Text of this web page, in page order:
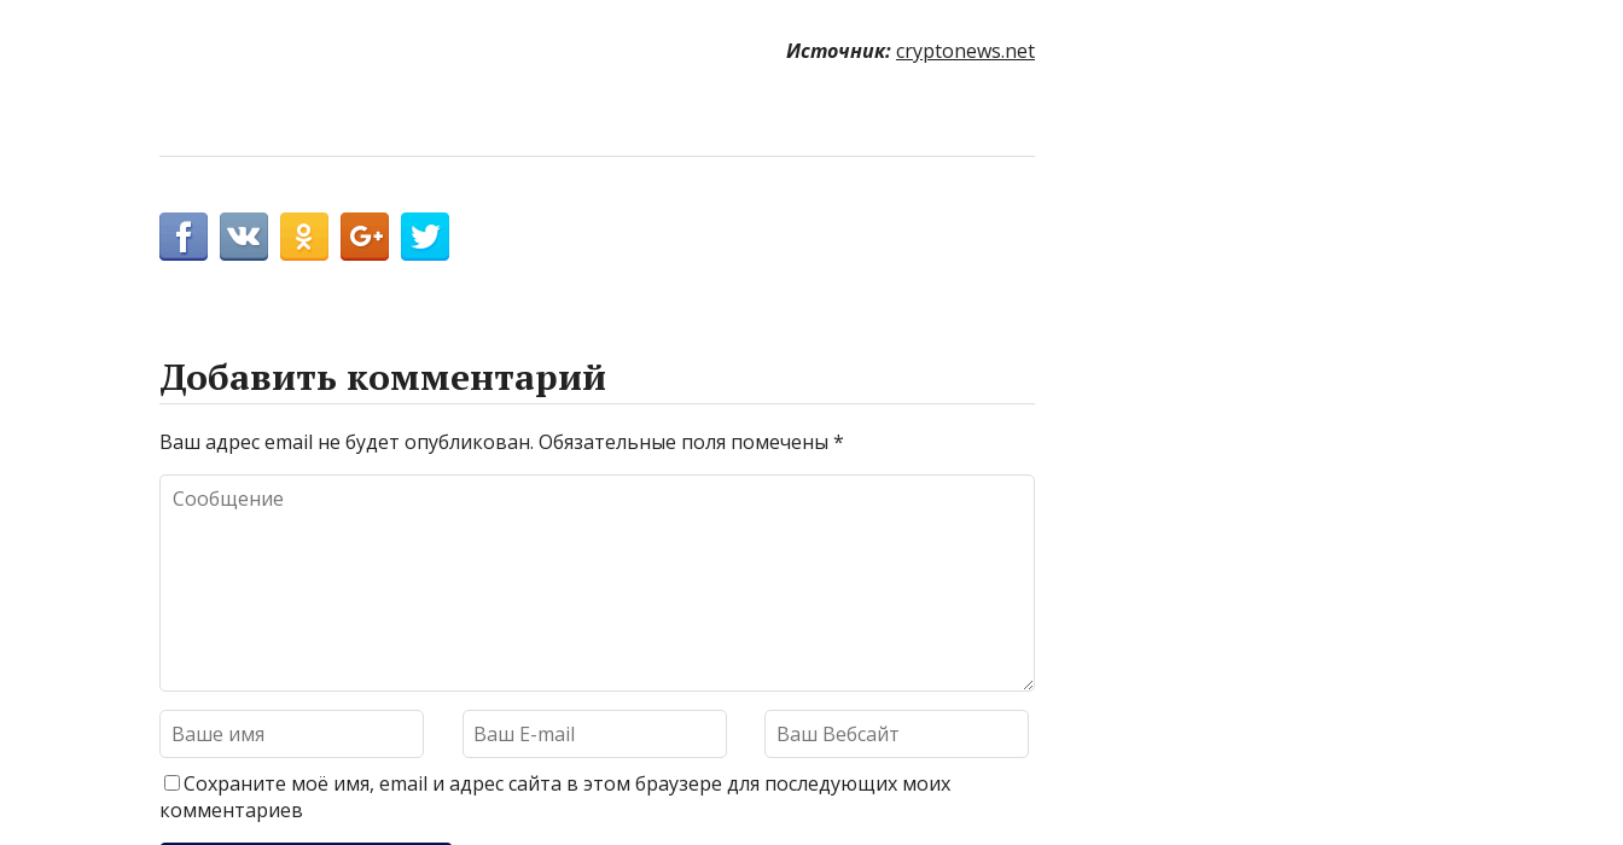
Источник:cryptonews.net
Добавить комментарий
Ваш адрес email не будет опубликован. Обязательные поля помечены *
Сохраните моё имя, email и адрес сайта в этом браузере для последующих моих
комментариев